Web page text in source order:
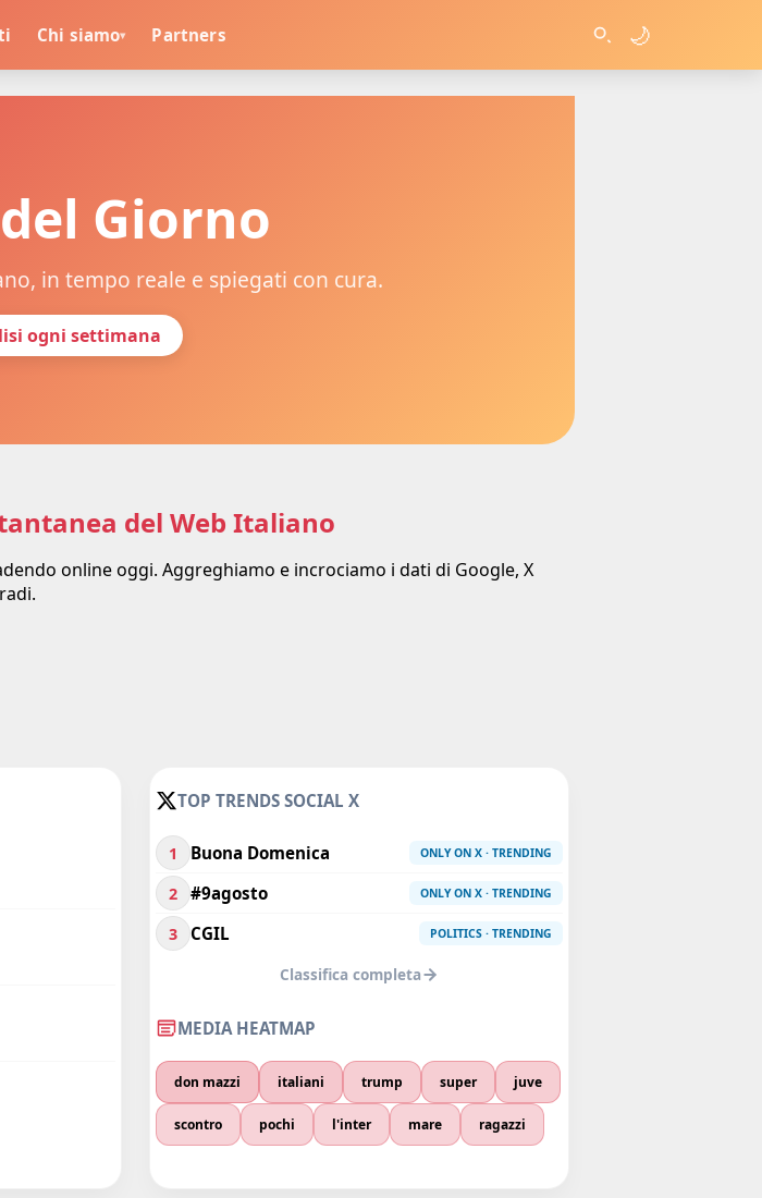
Chi siamo▾ Partners 🌙
Giorno
in tempo reale e spiegati con cura.
ogni settimana
del Web Italiano
online oggi. Aggreghiamo e incrociamo i dati di Google, X
TOP TRENDS SOCIAL X
1 Buona Domenica ONLY ON X · TRENDING
2 #9agosto ONLY ON X · TRENDING
3 CGIL POLITICS · TRENDING
Classifica completa
MEDIA HEATMAP
don mazzi italiani trump super juve
scontro pochi l'inter mare ragazzi